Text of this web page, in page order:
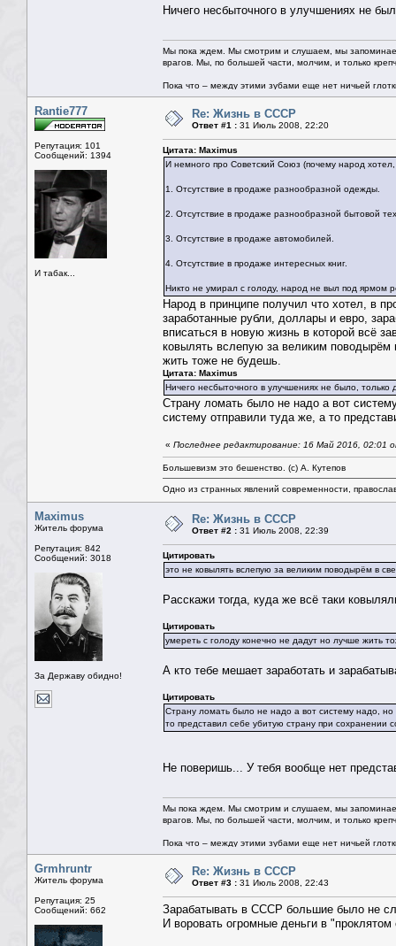
Ничего несбыточного в улучшениях не
Мы пока ждем. Мы смотрим и слушаем, мы
врагов. Мы, по большей части, молчим, и только
Пока что – между этими зубами еще нет ничьей
Rantie777
Репутация: 101
Сообщений: 1394
И табак...
Re: Жизнь в СССР
Ответ #1 : 31 Июль 2008, 22:20
Цитата: Maximus
И немного про Советский Союз (почему народ
1. Отсутствие в продаже разнообразной одежды.
2. Отсутствие в продаже разнообразной бытовой
3. Отсутствие в продаже автомобилей.
4. Отсутствие в продаже интересных книг.
Никто не умирал с голоду, народ не выл под ярмом
Народ в принципе получил что хотел, в
заработанные рубли, доллары и евро,
вписаться в новую жизнь в которой всё
ковылять вслепую за великим поводырём
жить тоже не будешь.
Цитата: Maximus
Ничего несбыточного в улучшениях не было,
Страну ломать было не надо а вот
систему отправили туда же, а то
« Последнее редактирование: 16 Май 2016, 02:01
Большевизм это бешенство. (с) А. Кутепов
Одно из странных явлений современности,
Maximus
Житель форума
Репутация: 842
Сообщений: 3018
За Державу обидно!
Re: Жизнь в СССР
Ответ #2 : 31 Июль 2008, 22:39
Цитировать
это не ковылять вслепую за великим поводырём в
Расскажи тогда, куда же всё таки
Цитировать
умереть с голоду конечно не дадут но лучше жить
А кто тебе мешает заработать и
Цитировать
Страну ломать было не надо а вот систему надо,
то представил себе убитую страну при сохранении
Не поверишь... У тебя вообще нет
Мы пока ждем. Мы смотрим и слушаем, мы
врагов. Мы, по большей части, молчим, и только
Пока что – между этими зубами еще нет ничьей
Grmhruntr
Житель форума
Репутация: 25
Сообщений: 662
Re: Жизнь в СССР
Ответ #3 : 31 Июль 2008, 22:43
Зарабатывать в СССР большие было не
И воровать огромные деньги в